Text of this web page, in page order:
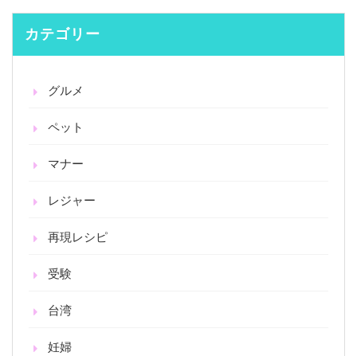
カテゴリー
グルメ
ペット
マナー
レジャー
再現レシピ
受験
台湾
妊婦